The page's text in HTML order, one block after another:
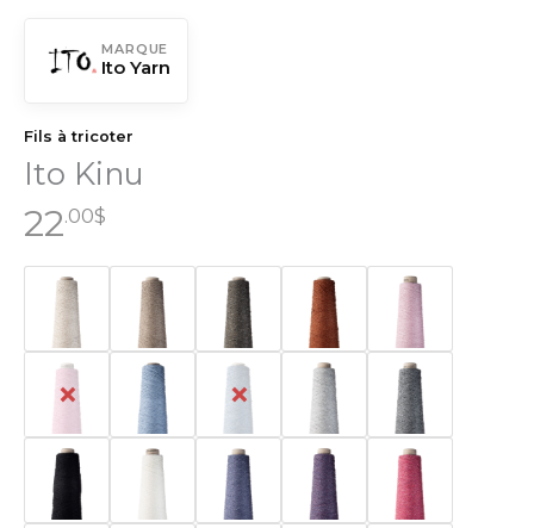
MARQUE
Ito Yarn
Fils à tricoter
Ito Kinu
22.00$